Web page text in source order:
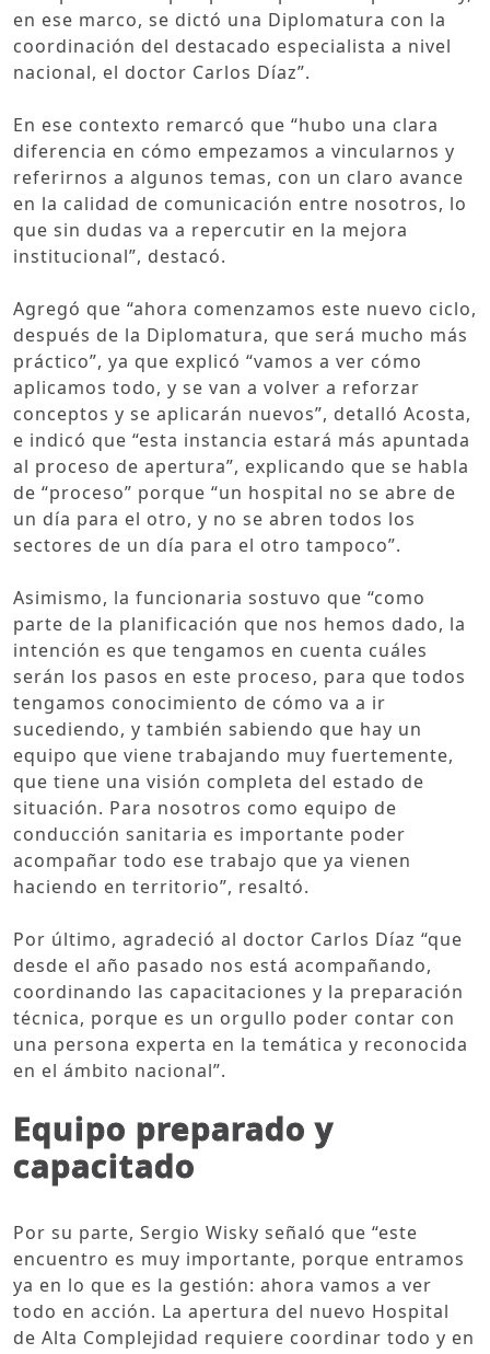
en ese marco, se dictó una Diplomatura con la
coordinación del destacado especialista a nivel
nacional, el doctor Carlos Díaz”.
En ese contexto remarcó que “hubo una clara
diferencia en cómo empezamos a vincularnos y
referirnos a algunos temas, con un claro avance
en la calidad de comunicación entre nosotros, lo
que sin dudas va a repercutir en la mejora
institucional”, destacó.
Agregó que “ahora comenzamos este nuevo ciclo,
después de la Diplomatura, que será mucho más
práctico”, ya que explicó “vamos a ver cómo
aplicamos todo, y se van a volver a reforzar
conceptos y se aplicarán nuevos”, detalló Acosta,
e indicó que “esta instancia estará más apuntada
al proceso de apertura”, explicando que se habla
de “proceso” porque “un hospital no se abre de
un día para el otro, y no se abren todos los
sectores de un día para el otro tampoco”.
Asimismo, la funcionaria sostuvo que “como
parte de la planificación que nos hemos dado, la
intención es que tengamos en cuenta cuáles
serán los pasos en este proceso, para que todos
tengamos conocimiento de cómo va a ir
sucediendo, y también sabiendo que hay un
equipo que viene trabajando muy fuertemente,
que tiene una visión completa del estado de
situación. Para nosotros como equipo de
conducción sanitaria es importante poder
acompañar todo ese trabajo que ya vienen
haciendo en territorio”, resaltó.
Por último, agradeció al doctor Carlos Díaz “que
desde el año pasado nos está acompañando,
coordinando las capacitaciones y la preparación
técnica, porque es un orgullo poder contar con
una persona experta en la temática y reconocida
en el ámbito nacional”.
Equipo preparado y
capacitado
Por su parte, Sergio Wisky señaló que “este
encuentro es muy importante, porque entramos
ya en lo que es la gestión: ahora vamos a ver
todo en acción. La apertura del nuevo Hospital
de Alta Complejidad requiere coordinar todo y en